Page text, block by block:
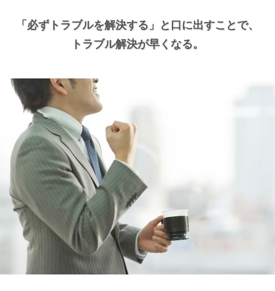
「必ずトラブルを解決する」と口に出すことで、
トラブル解決が早くなる。